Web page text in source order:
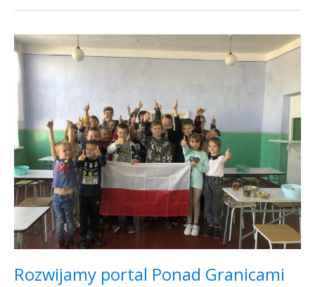
Rozwijamy portal Ponad Granicami
Rozwijamy
portal
Ponad
Granicami